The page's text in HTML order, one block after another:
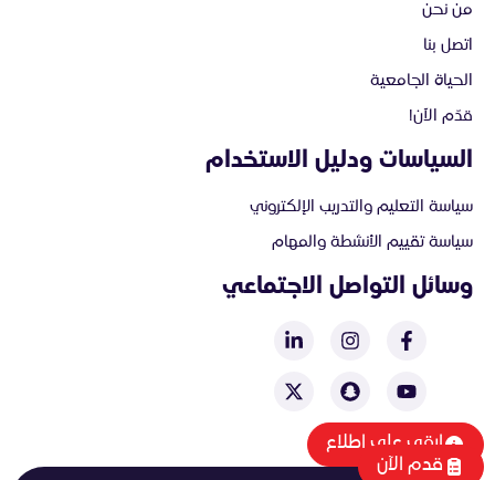
من نحن
اتصل بنا
الحياة الجامعية
قدّم الآن!
السياسات ودليل الاستخدام
سياسة التعليم والتدريب الإلكتروني
سياسة تقييم الأنشطة والمهام
وسائل التواصل الاجتماعي
ابقى على اطلاع
قدم الآن